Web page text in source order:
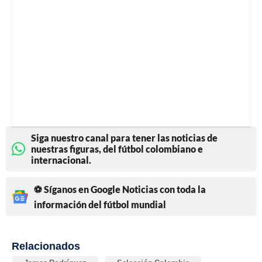
Siga nuestro canal para tener las noticias de
nuestras figuras, del fútbol colombiano e
internacional.
⚽ Síganos en Google Noticias con toda la
información del fútbol mundial
Relacionados